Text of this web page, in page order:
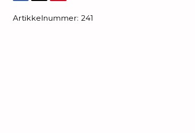
Artikkelnummer: 241